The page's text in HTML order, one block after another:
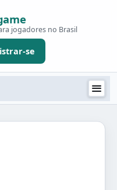
jogadores no Brasil
se